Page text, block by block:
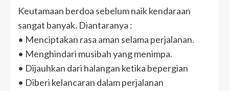
Keutamaan berdoa sebelum naik kendaraan
sangat banyak. Diantaranya :
• Menciptakan rasa aman selama perjalanan.
• Menghindari musibah yang menimpa.
• Dijauhkan dari halangan ketika bepergian
• Diberi kelancaran dalam perjalanan